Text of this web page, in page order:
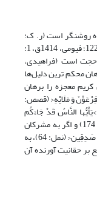
روشنگر است (ر. ک:
جوهرى، 1376ق، 5: 2078؛ ابن اثیر، 1367ش، 1: 122؛ فیومى، 1414ق، 1:
و بیانی برای حجت است (فراهیدى،
راغب اصفهانی، 1412ق: 121)؛ برهان محکم ترین دلیل‌ها
121). اگر قرآن کریم معجزه را برهان‌
وَ مَلَایْهِ< (قصص:
النَّاسُ قَدْ جَاءَکُم
بُرْهَانٌ مِّن رَّبِّکُمْ وَ أَنزَلْنَا إِلَیْکُمْ نُورًا مُّبِینًا< (نساء: 174) و اگر به مشرکان‌
می‌گوید: >أَ إلَاهٌ مَّعَ اللَّهِ قُلْ هَاتُواْ بُرْهَانَکُمْ إِن کُنتُمْ صَدِقِین< (نمل: 64)، به
حقانیت آورنده آن